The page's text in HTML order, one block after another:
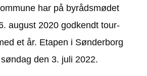
har på byrådsmødet
august 2020 godkendt tour-
et år. Etapen i Sønderborg
den 3. juli 2022.